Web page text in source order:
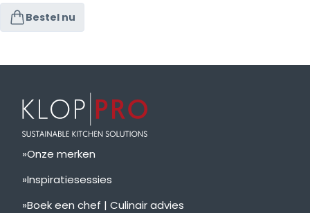
Bestel nu
Onze merken
Inspiratiesessies
Boek een chef | Culinair advies